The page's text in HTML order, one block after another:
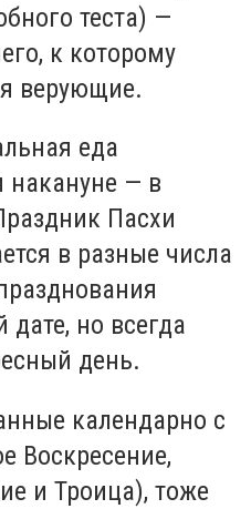
теста) —
к которому
верующие.
еда
накануне — в
Пасхи
в разные числа
дате, но всегда
день.
календарно с
Воскресение,
и Троица), тоже